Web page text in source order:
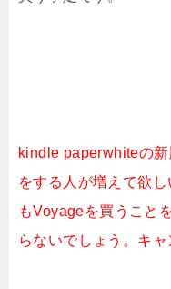
kindle paperwhiteの
をする人が増えて欲
もVoyageを買うこと
らないでしょう。キャ